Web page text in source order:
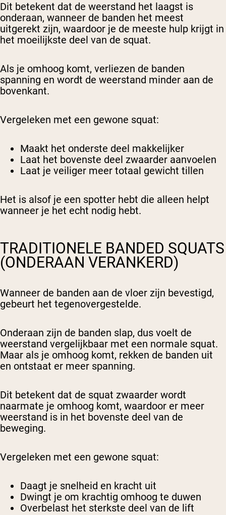
Dit betekent dat de weerstand het laagst is
onderaan, wanneer de banden het meest
uitgerekt zijn, waardoor je de meeste hulp krijgt in
het moeilijkste deel van de squat.
Als je omhoog komt, verliezen de banden
spanning en wordt de weerstand minder aan de
bovenkant.
Vergeleken met een gewone squat:
Maakt het onderste deel makkelijker
Laat het bovenste deel zwaarder aanvoelen
Laat je veiliger meer totaal gewicht tillen
Het is alsof je een spotter hebt die alleen helpt
wanneer je het echt nodig hebt.
TRADITIONELE BANDED SQUATS
(ONDERAAN VERANKERD)
Wanneer de banden aan de vloer zijn bevestigd,
gebeurt het tegenovergestelde.
Onderaan zijn de banden slap, dus voelt de
weerstand vergelijkbaar met een normale squat.
Maar als je omhoog komt, rekken de banden uit
en ontstaat er meer spanning.
Dit betekent dat de squat zwaarder wordt
naarmate je omhoog komt, waardoor er meer
weerstand is in het bovenste deel van de
beweging.
Vergeleken met een gewone squat:
Daagt je snelheid en kracht uit
Dwingt je om krachtig omhoog te duwen
Overbelast het sterkste deel van de lift